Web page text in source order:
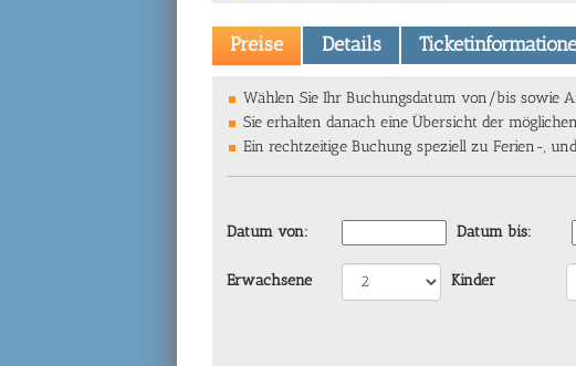
Preise Details
Wählen Sie Ihr Buchungsdatum von/bis sowie
Sie erhalten danach eine Übersicht der
Ein rechtzeitige Buchung speziell zu Ferien-,
Datum von: Datum bis:
Erwachsene Kinder